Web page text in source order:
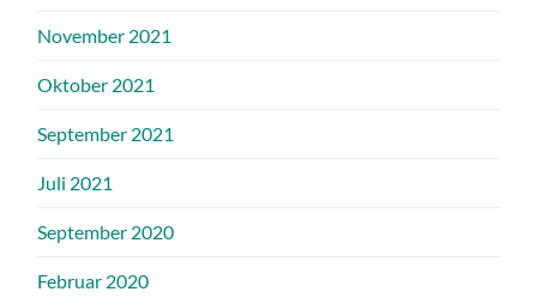
November 2021
Oktober 2021
September 2021
Juli 2021
September 2020
Februar 2020